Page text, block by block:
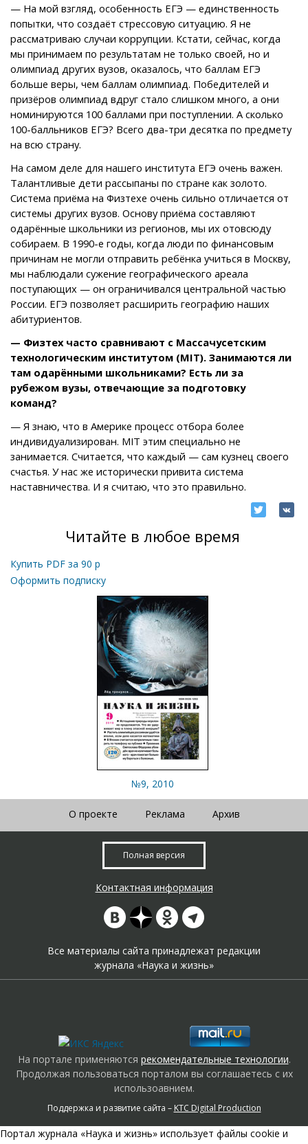
— На мой взгляд, особенность ЕГЭ — единственность
попытки, что создаёт стрессовую ситуацию. Я не
рассматриваю случаи коррупции. Кстати, сейчас, когда
мы принимаем по результатам не только своей, но и
олимпиад других вузов, оказалось, что баллам ЕГЭ
больше веры, чем баллам олимпиад. Победителей и
призёров олимпиад вдруг стало слишком много, а они
номинируются 100 баллами при поступлении. А сколько
100-балльников ЕГЭ? Всего два-три десятка по предмету
на всю страну.
На самом деле для нашего института ЕГЭ очень важен.
Талантливые дети рассыпаны по стране как золото.
Система приёма на Физтехе очень сильно отличается от
системы других вузов. Основу приёма составляют
одарённые школьники из регионов, мы их отовсюду
собираем. В 1990-е годы, когда люди по финансовым
причинам не могли отправить ребёнка учиться в Москву,
мы наблюдали сужение географического ареала
поступающих — он ограничивался центральной частью
России. ЕГЭ позволяет расширить географию наших
абитуриентов.
— Физтех часто сравнивают с Массачусетским
технологическим институтом (MIT). Занимаются ли
там одарёнными школьниками? Есть ли за
рубежом вузы, отвечающие за подготовку
команд?
— Я знаю, что в Америке процесс отбора более
индивидуализирован. MIT этим специально не
занимается. Считается, что каждый — сам кузнец своего
счастья. У нас же исторически привита система
наставничества. И я считаю, что это правильно.
Читайте в любое время
Купить PDF за 90 р
Оформить подписку
№9, 2010
О проекте Реклама Архив
Полная версия
Контактная информация
Все материалы сайта принадлежат редакции
журнала «Наука и жизнь»
На портале применяются рекомендательные технологии.
Продолжая пользоваться порталом вы соглашаетесь с их
использоавнием.
Поддержка и развитие сайта – KTC Digital Production
Портал журнала «Наука и жизнь» использует файлы cookie и